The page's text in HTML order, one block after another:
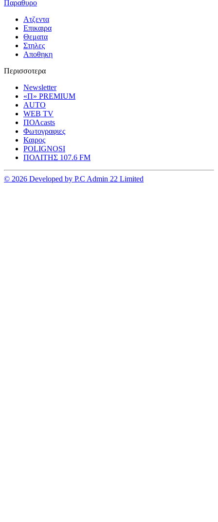
Παραθυρο
Ατζεντα
Επικαιρα
Θεματα
Στηλες
Αποθηκη
Περισσοτερα
Newsletter
«Π» PREMIUM
AUTO
WEB TV
ΠΟΛcasts
Φωτογραφιες
Καιρος
POLIGNOSI
ΠΟΛΙΤΗΣ 107.6 FM
© 2026 Developed by P.C Admin 22 Limited